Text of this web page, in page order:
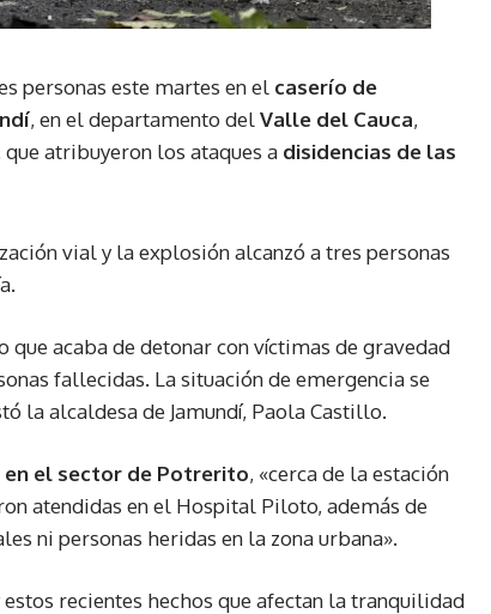
personas este martes en el caserío de
, en el departamento delValle del Cauca,
atribuyeron los ataques a disidencias de las
vial y la explosión alcanzó a tres personas
que acaba de detonar con víctimas de gravedad
fallecidas. La situación de emergencia se
la alcaldesa de Jamundí, Paola Castillo.
el sector de Potrerito, «cerca de la estación
atendidas en el Hospital Piloto, además de
ni personas heridas en la zona urbana».
estos recientes hechos que afectan la tranquilidad